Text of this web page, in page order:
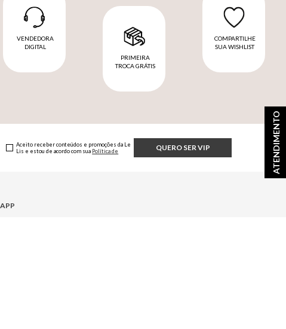
ATENDIMENTO
VENDEDORA
DIGITAL
PRIMEIRA
TROCA GRÁTIS
COMPARTILHE
SUA WISHLIST
QUERO SER VIP
Aceito receber conteúdos e promoções da Le
Lis e estou de acordo com sua Política de